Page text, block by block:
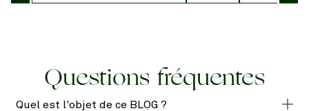
Questions fréquentes
Quel est l'objet de ce BLOG ?